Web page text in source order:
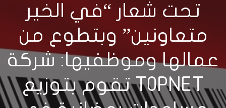
تحت شعار “في الخير
متعاونين” وبتطوع من
عمالها وموظفيها: شركة
TOPNET تقوم بتوزيع